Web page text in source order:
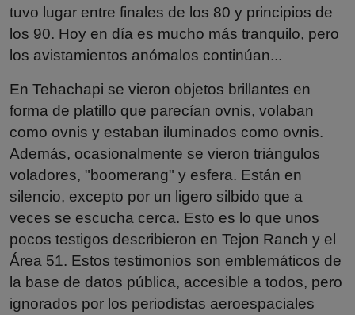
tuvo lugar entre finales de los 80 y principios de
los 90. Hoy en día es mucho más tranquilo, pero
los avistamientos anómalos continúan...
En Tehachapi se vieron objetos brillantes en
forma de platillo que parecían ovnis, volaban
como ovnis y estaban iluminados como ovnis.
Además, ocasionalmente se vieron triángulos
voladores, "boomerang" y esfera. Están en
silencio, excepto por un ligero silbido que a
veces se escucha cerca. Esto es lo que unos
pocos testigos describieron en Tejon Ranch y el
Área 51. Estos testimonios son emblemáticos de
la base de datos pública, accesible a todos, pero
ignorados por los periodistas aeroespaciales